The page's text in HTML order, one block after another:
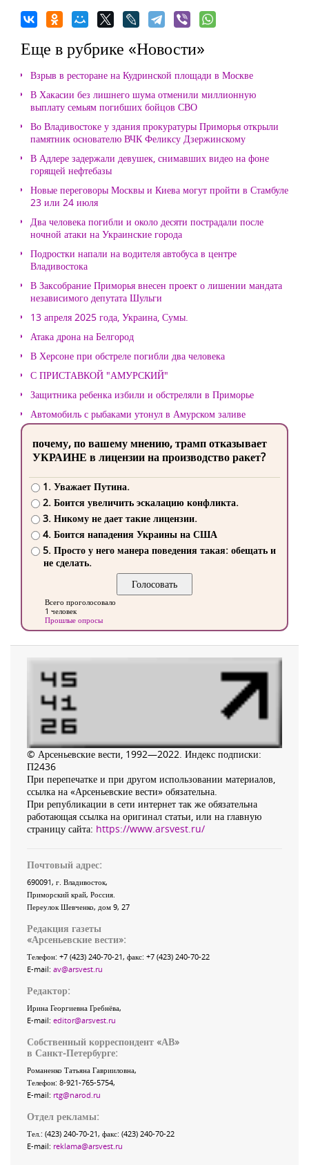
Еще в рубрике «Новости»
Взрыв в ресторане на Кудринской площади в Москве
В Хакасии без лишнего шума отменили миллионную
выплату семьям погибших бойцов СВО
Во Владивостоке у здания прокуратуры Приморья открыли
памятник основателю ВЧК Феликсу Дзержинскому
В Адлере задержали девушек, снимавших видео на фоне
горящей нефтебазы
Новые переговоры Москвы и Киева могут пройти в Стамбуле
23 или 24 июля
Два человека погибли и около десяти пострадали после
ночной атаки на Украинские города
Подростки напали на водителя автобуса в центре
Владивостока
В Заксобрание Приморья внесен проект о лишении мандата
независимого депутата Шульги
13 апреля 2025 года, Украина, Сумы.
Атака дрона на Белгород
В Херсоне при обстреле погибли два человека
С ПРИСТАВКОЙ "АМУРСКИЙ"
Защитника ребенка избили и обстреляли в Приморье
Автомобиль с рыбаками утонул в Амурском заливе
почему, по вашему мнению, трамп отказывает
УКРАИНЕ в лицензии на производство ракет?
1. Уважает Путина.
2. Боится увеличить эскалацию конфликта.
3. Никому не дает такие лицензии.
4. Боится нападения Украины на США
5. Просто у него манера поведения такая: обещать и
не сделать.
Всего проголосовало
1 человек
Прошлые опросы
© Арсеньевские вести, 1992—2022. Индекс подписки:
П2436
При перепечатке и при другом использовании материалов,
ссылка на «Арсеньевские вести» обязательна.
При републикации в сети интернет так же обязательна
работающая ссылка на оригинал статьи, или на главную
страницу сайта: https://www.arsvest.ru/
Почтовый адрес:
690091, г. Владивосток,
Приморский край, Россия
Переулок Шевченко, дом 9, 27
Редакция газеты
«Арсеньевские вести»:
Телефон: +7 (423) 240-70-21, факс: +7 (423) 240-70-22
E-mail: av@arsvest.ru
Редактор:
Ирина Георгиевна Гребнёва,
E-mail: editor@arsvest.ru
Собственный корреспондент «АВ»
в Санкт-Петербурге:
Романенко Татьяна Гаврииловна,
Телефон: 8-921-765-5754,
E-mail: rtg@narod.ru
Отдел рекламы:
Тел.: (423) 240-70-21, факс: (423) 240-70-22
E-mail: reklama@arsvest.ru